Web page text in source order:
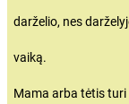
darželio, nes
vaiką.
Mama arba tėtis